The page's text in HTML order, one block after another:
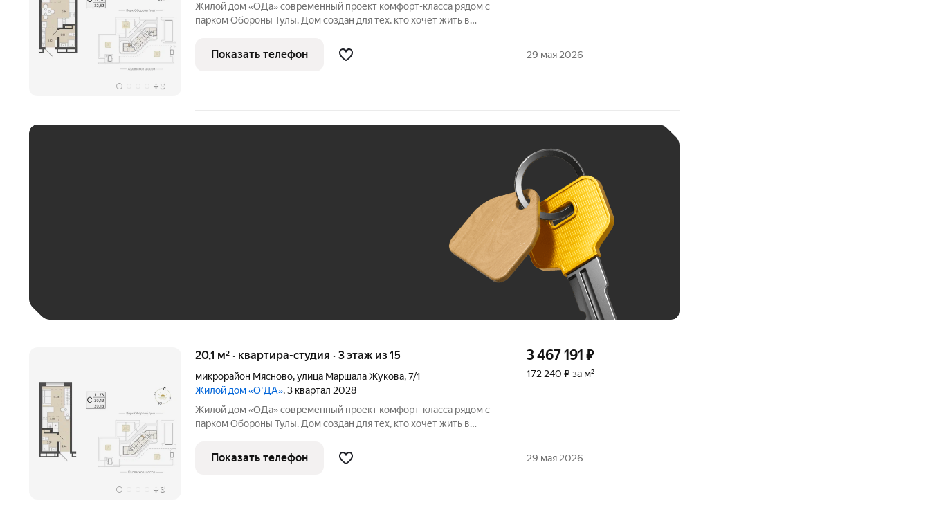
+ 3
Жилой дом «ОДа» современный проект комфорт-класса рядом с
парком Обороны Тулы. Дом создан для тех, кто хочет жить в
центра около 20 минут. Локация и окружение ключевое
преимущество Дом
Показать телефон 29 мая 2026
+ 3
20,1 м² · квартира-студия · 3 этаж из 15
микрорайон Мясново,улица Маршала Жукова,7/1
Жилой дом «О'ДА», 3 квартал 2028
Жилой дом «ОДа» современный проект комфорт-класса рядом с
парком Обороны Тулы. Дом создан для тех, кто хочет жить в
центра около 20 минут. Локация и окружение ключевое
преимущество Дом
3 467 191 ₽
172 240 ₽ за м²
Показать телефон 29 мая 2026